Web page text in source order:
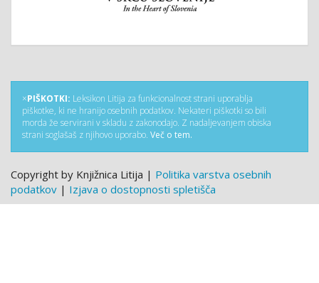
×PIŠKOTKI: Leksikon Litija za funkcionalnost strani uporablja
piškotke, ki ne hranijo osebnih podatkov. Nekateri piškotki so bili
morda že servirani v skladu z zakonodajo. Z nadaljevanjem obiska
strani soglašaš z njihovo uporabo. Več o tem.
Copyright by Knjižnica Litija | Politika varstva osebnih
podatkov | Izjava o dostopnosti spletišča